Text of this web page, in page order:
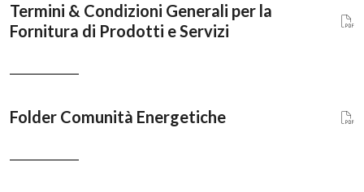
Termini & Condizioni Generali per la
Fornitura di Prodotti e Servizi
Folder Comunità Energetiche